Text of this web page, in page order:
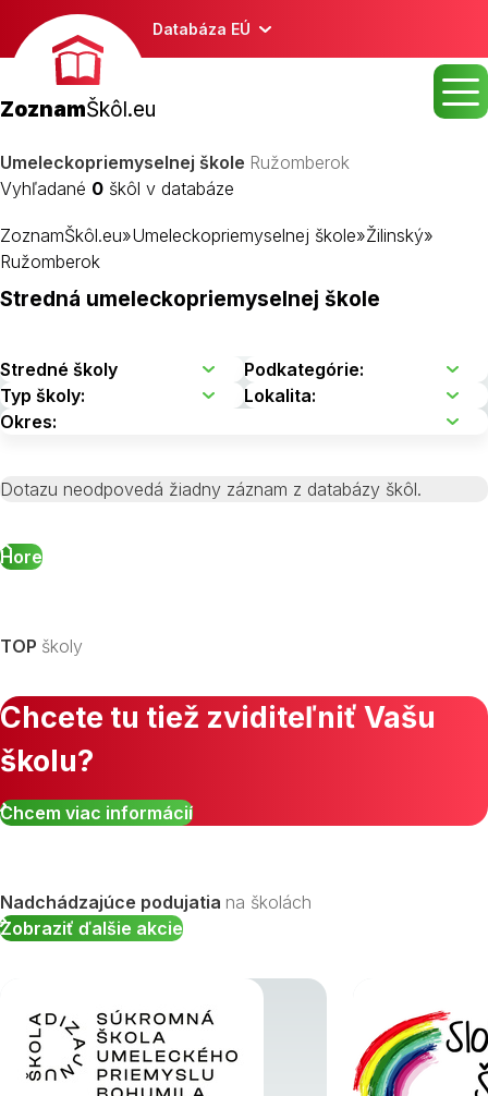
Databáza EÚ
ZoznamŠkôl.eu
Umeleckopriemyselnej škole Ružomberok
Vyhľadané 0 škôl v databáze
ZoznamŠkôl.eu»Umeleckopriemyselnej škole»Žilinský»
Ružomberok
Stredná umeleckopriemyselnej škole
Dotazu neodpovedá žiadny záznam z databázy škôl.
Hore
TOP školy
Chcete tu tiež zviditeľniť Vašu
školu?
Chcem viac informácií
Nadchádzajúce podujatia na školách
Zobraziť ďalšie akcie